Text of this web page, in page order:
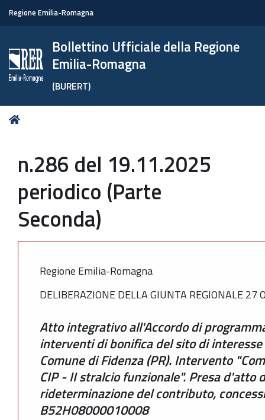
Regione Emilia-Romagna
Bollettino Ufficiale della Regione
Emilia-Romagna
(BURERT)
Tu
n.286 del 19.11.2025
periodico (Parte
Seconda)
Regione Emilia-Romagna
DELIBERAZIONE DELLA GIUNTA REGIONALE 27
Atto integrativo all'Accordo di
interventi di bonifica del sito di interesse
Comune di Fidenza (PR). Intervento
CIP - II stralcio funzionale". Presa d'atto
rideterminazione del contributo,
B52H08000010008